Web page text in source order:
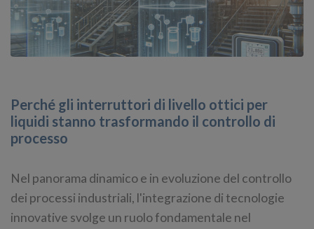
Perché gli interruttori di livello ottici per
liquidi stanno trasformando il controllo di
processo
Nel panorama dinamico e in evoluzione del controllo
dei processi industriali, l'integrazione di tecnologie
innovative svolge un ruolo fondamentale nel